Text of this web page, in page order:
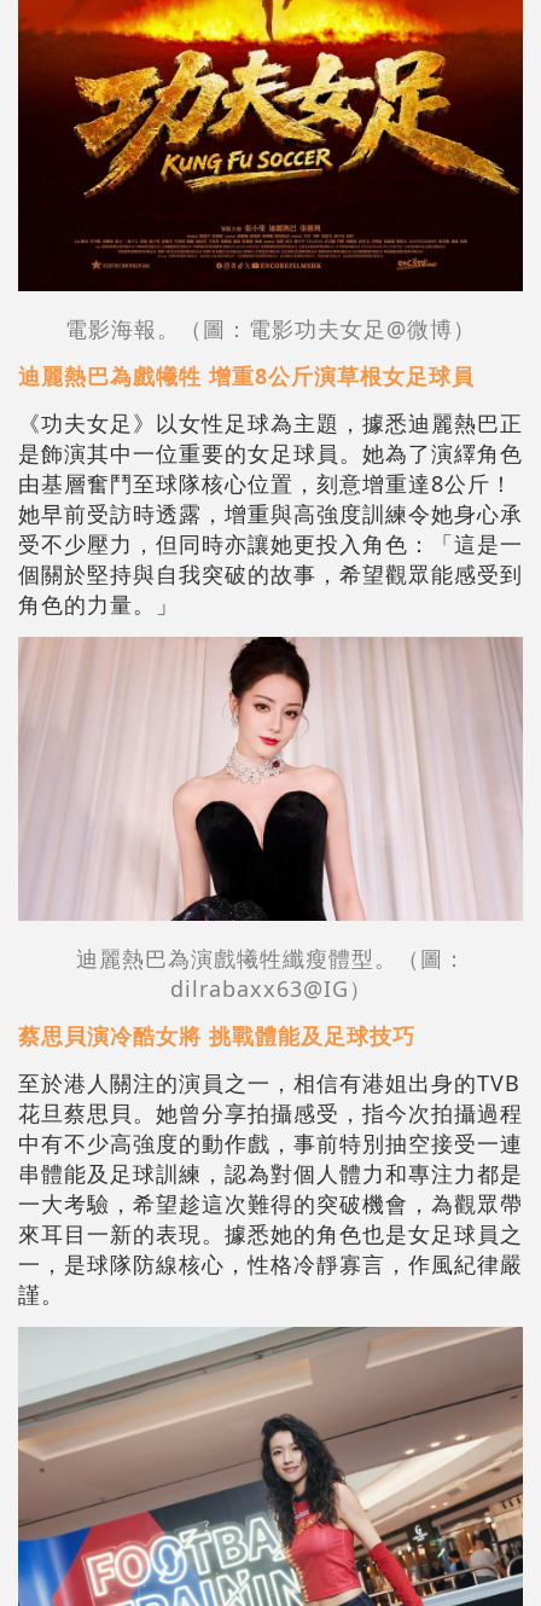
電影海報。（圖：電影功夫女足@微博）
迪麗熱巴為戲犧牲 增重8公斤演草根女足球員
《功夫女足》以女性足球為主題，據悉迪麗熱巴正
是飾演其中一位重要的女足球員。她為了演繹角色
由基層奮鬥至球隊核心位置，刻意增重達8公斤！
她早前受訪時透露，增重與高強度訓練令她身心承
受不少壓力，但同時亦讓她更投入角色：「這是一
個關於堅持與自我突破的故事，希望觀眾能感受到
角色的力量。」
迪麗熱巴為演戲犧牲纖瘦體型。（圖：
dilrabaxx63@IG）
蔡思貝演冷酷女將 挑戰體能及足球技巧
至於港人關注的演員之一，相信有港姐出身的TVB
花旦蔡思貝。她曾分享拍攝感受，指今次拍攝過程
中有不少高強度的動作戲，事前特別抽空接受一連
串體能及足球訓練，認為對個人體力和專注力都是
一大考驗，希望趁這次難得的突破機會，為觀眾帶
來耳目一新的表現。據悉她的角色也是女足球員之
一，是球隊防線核心，性格冷靜寡言，作風紀律嚴
謹。